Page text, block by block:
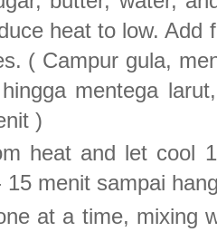
heat to low. Add
( Campur gula,
mentega
)
heat and let cool
15 menit sampai
at a time, mixing